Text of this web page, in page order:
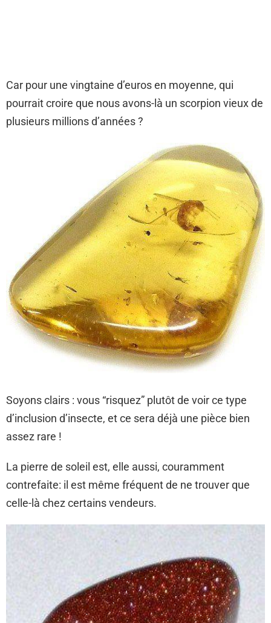
Car pour une vingtaine d’euros en moyenne, qui
pourrait croire que nous avons-là un scorpion vieux de
plusieurs millions d’années ?
Soyons clairs : vous “risquez” plutôt de voir ce type
d’inclusion d’insecte, et ce sera déjà une pièce bien
assez rare !
La pierre de soleil est, elle aussi, couramment
contrefaite: il est même fréquent de ne trouver que
celle-là chez certains vendeurs.